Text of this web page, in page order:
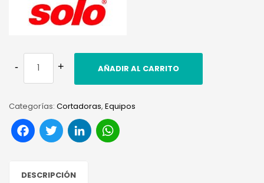
AÑADIR AL CARRITO
Categorías: Cortadoras, Equipos
Facebook
TwitterLinkedIn
DESCRIPCIÓN